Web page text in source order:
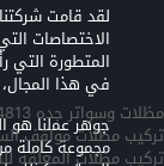
لقد قامت
الاختصاصات
المتطورة
في هذا المجال،
جوهر عملنا هو
مجموعة كاملة
مظلات وسواتر جده 0503384813
تركيب مظلات مواقف
تركيب مظلات المعلقه